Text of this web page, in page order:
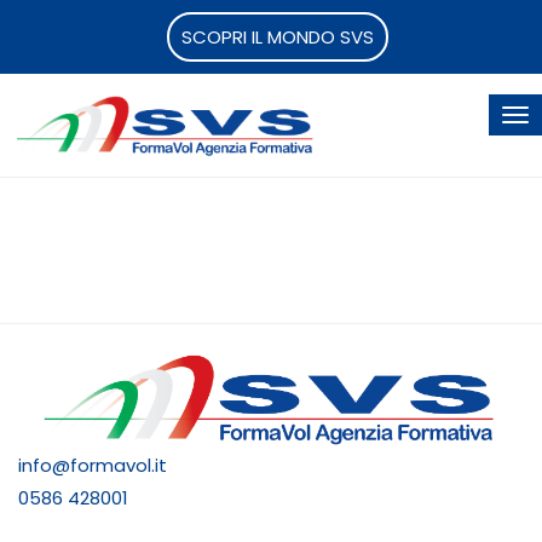
SCOPRI IL MONDO SVS
info@formavol.it
0586 428001